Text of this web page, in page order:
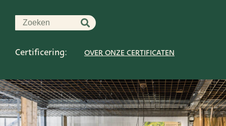
Certificering: OVER ONZE CERTIFICATEN